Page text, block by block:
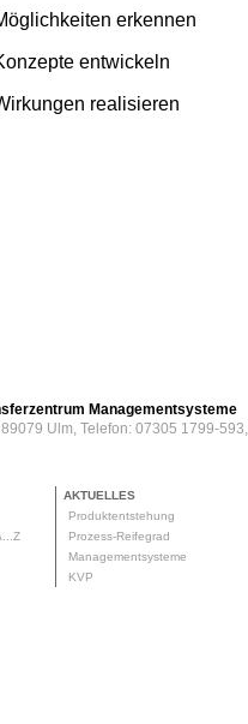
erkennen
entwickeln
realisieren
Managementsysteme
Ulm, Telefon: 07305 1799-
AKTUELLES
Produktentstehung
Prozess-Reifegrad
Managementsysteme
KVP